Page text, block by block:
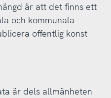
är att det finns ett
och kommunala
offentlig konst
är dels allmänheten